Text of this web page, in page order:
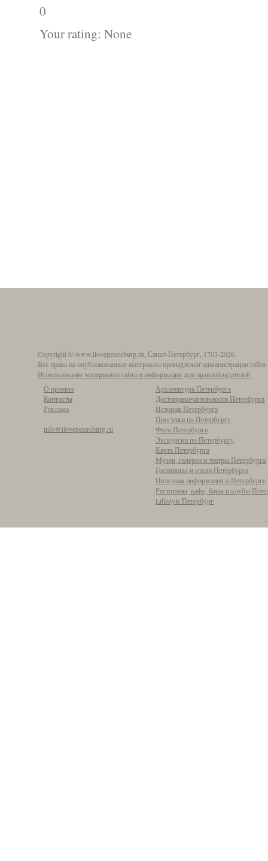
0
Your rating: None
Copyright © www.ilovepetersburg.ru, Санкт-Петербург, 1703-2026.
Все права на опубликованные материалы принадлежат администрации
Использование материалов сайта и информация для правообладателей.
О проекте
Контакты
Реклама
info@ilovepetersburg.ru
Архитектура Петербурга
Достопримечательности Петербурга
История Петербурга
Прогулки по Петербургу
Фото Петербурга
Экскурсии по Петербургу
Карта Петербурга
Музеи, галереи и театры Петербурга
Гостиницы и отели Петербурга
Полезная информация о Петербурге
Рестораны, кафе, бары и клубы
Lifestyle Петербург